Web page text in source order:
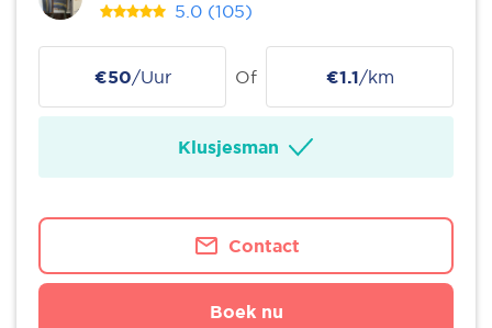
5.0 (105)
€50/Uur Of €1.1/km
Klusjesman
Contact
Boek nu